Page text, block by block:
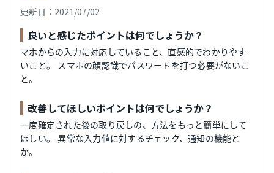
更新日：2021/07/02
良いと感じたポイントは何でしょうか？
マホからの入力に対応していること、直感的でわかりやす
いこと。 スマホの顔認識でパスワードを打つ必要がないこ
と。
改善してほしいポイントは何でしょうか？
一度確定された後の取り戻しの、方法をもっと簡単にして
ほしい。 異常な入力値に対するチェック、通知の機能と
か。